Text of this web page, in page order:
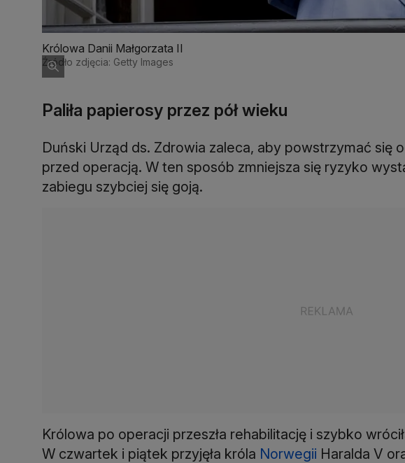
Królowa Danii Małgorzata II
Źródło zdjęcia: Getty Images
Paliła papierosy przez pół wieku
Duński Urząd ds. Zdrowia zaleca, aby powstrzymać się
przed operacją. W ten sposób zmniejsza się ryzyko
zabiegu szybciej się goją.
Królowa po operacji przeszła rehabilitację i szybko
W czwartek i piątek przyjęła króla Norwegii Haralda V